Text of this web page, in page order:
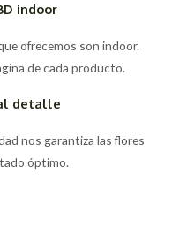
indoor
ofrecemos son indoor.
de cada producto.
detalle
nos garantiza las flores
óptimo.